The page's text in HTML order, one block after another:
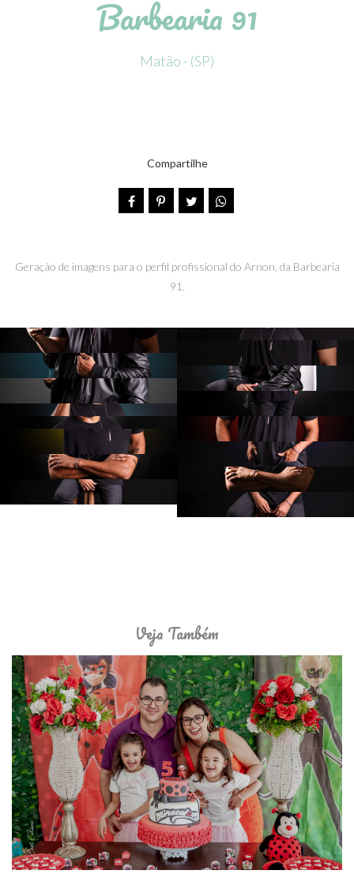
Barbearia 91
Matão - (SP)
Compartilhe
Geração de imagens para o perfil profissional do Arnon, da Barbearia
91.
Veja Também